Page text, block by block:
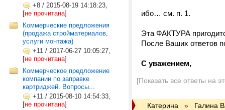
+8 / 2015-08-19 14:18:23,
[не прочитана]
Коммерческие предложения
(продажа стройматериалов,
услуги монтажа)
+11 / 2017-06-27 10:05:27,
[не прочитана]
Коммерческое предложение
компании по заправке
картриджей. Вопросы...
+11 / 2015-08-10 14:54:33,
[не прочитана]
ибо… см. п. 1.
Эта ФАКТУРА
После Ваших ответов
С уважением,
[Показать все ответы на
Катерина » Галина